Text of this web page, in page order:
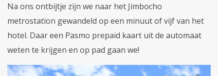
Na ons ontbijtje zijn we naar het Jimbocho
metrostation gewandeld op een minuut of vijf van het
hotel. Daar een Pasmo prepaid kaart uit de automaat
weten te krijgen en op pad gaan we!